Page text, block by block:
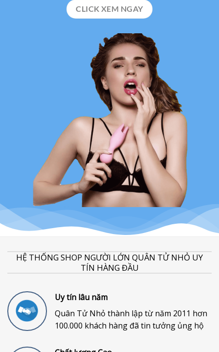
CLICK XEM NGAY
HỆ THỐNG SHOP NGƯỜI LỚN QUÂN TỬ NHỎ UY
TÍN HÀNG ĐẦU
Uy tín lâu năm
Quân Tử Nhỏ thành lập từ năm 2011 hơn
100.000 khách hàng đã tin tưởng ủng hộ